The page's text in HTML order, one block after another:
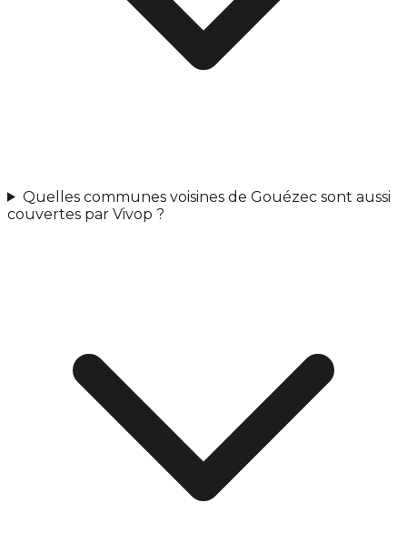
Quelles communes voisines de Gouézec sont aussi
couvertes par Vivop ?